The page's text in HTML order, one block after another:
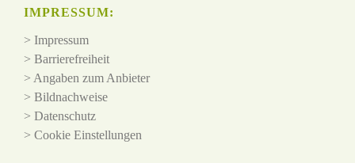
IMPRESSUM:
> Impressum
> Barrierefreiheit
> Angaben zum Anbieter
> Bildnachweise
> Datenschutz
> Cookie Einstellungen